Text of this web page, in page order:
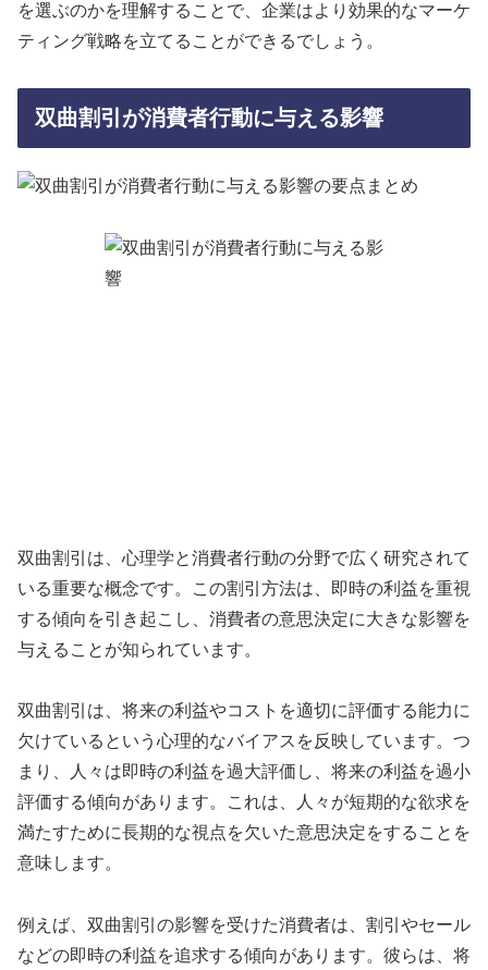
を選ぶのかを理解することで、企業はより効果的なマーケ
ティング戦略を立てることができるでしょう。
双曲割引が消費者行動に与える影響
双曲割引は、心理学と消費者行動の分野で広く研究されて
いる重要な概念です。この割引方法は、即時の利益を重視
する傾向を引き起こし、消費者の意思決定に大きな影響を
与えることが知られています。
双曲割引は、将来の利益やコストを適切に評価する能力に
欠けているという心理的なバイアスを反映しています。つ
まり、人々は即時の利益を過大評価し、将来の利益を過小
評価する傾向があります。これは、人々が短期的な欲求を
満たすために長期的な視点を欠いた意思決定をすることを
意味します。
例えば、双曲割引の影響を受けた消費者は、割引やセール
などの即時の利益を追求する傾向があります。彼らは、将